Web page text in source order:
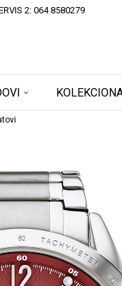
2: 064 8580279